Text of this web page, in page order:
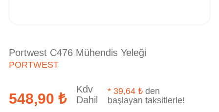
Portwest C476 Mühendis Yeleği
PORTWEST
548,90 ₺
Kdv
Dahil
* 39,64 ₺ den
başlayan taksitlerle!